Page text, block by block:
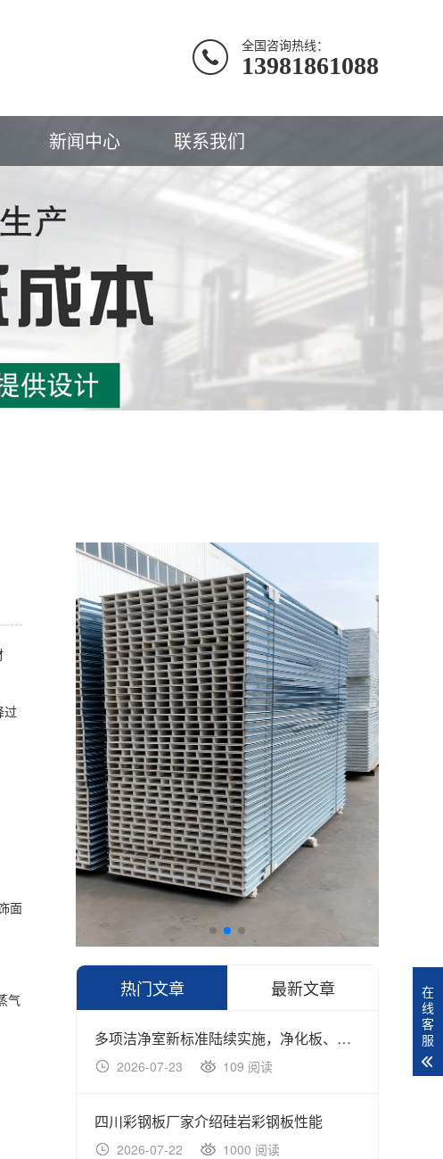
全国咨询热线：
13981861088
新闻中心 联系我们
过
面
气
热门文章 最新文章
多项洁净室新标准陆续实施，净化板、净化门行业迎来规范化升级浪潮
2026-07-23 109 阅读
四川彩钢板厂家介绍硅岩彩钢板性能
2026-07-22 1000 阅读
在
线
客
服